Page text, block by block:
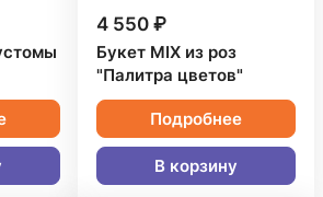
4 550 ₽
Букет MIX из роз
"Палитра цветов"
Подробнее
В корзину